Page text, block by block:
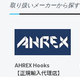
取り扱いメーカーから探す
AHREX Hooks
【正規輸入代理店】